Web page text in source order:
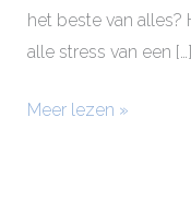
het beste van alles?
alle stress van een […]
Meer lezen »